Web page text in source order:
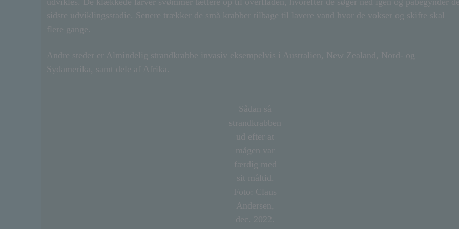
sidste udviklingsstadie. Senere trækker de små krabber tilbage til lavere vand hvor de vokser og skifte skal
flere gange.
Andre steder er Almindelig strandkrabbe invasiv eksempelvis i Australien, New Zealand, Nord- og
Sydamerika, samt dele af Afrika.
Sådan så
strandkrabben
ud efter at
mågen var
færdig med
sit måltid.
Foto: Claus
Andersen,
dec. 2022.